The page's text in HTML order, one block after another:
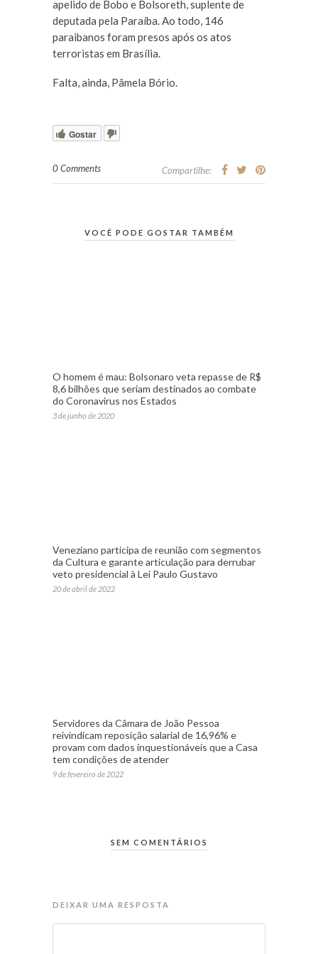
apelido de Bobo e Bolsoreth, suplente de
deputada pela Paraíba. Ao todo, 146
paraibanos foram presos após os atos
terroristas em Brasília.
Falta, ainda, Pâmela Bório.
Gostar
0 Comments Compartilhe:
VOCÊ PODE GOSTAR TAMBÉM
O homem é mau: Bolsonaro veta repasse de R$
8,6 bilhões que seriam destinados ao combate
do Coronavirus nos Estados
3 de junho de 2020
Veneziano participa de reunião com segmentos
da Cultura e garante articulação para derrubar
veto presidencial à Lei Paulo Gustavo
20 de abril de 2022
Servidores da Câmara de João Pessoa
reivindicam reposição salarial de 16,96% e
provam com dados inquestionáveis que a Casa
tem condições de atender
9 de fevereiro de 2022
SEM COMENTÁRIOS
DEIXAR UMA RESPOSTA